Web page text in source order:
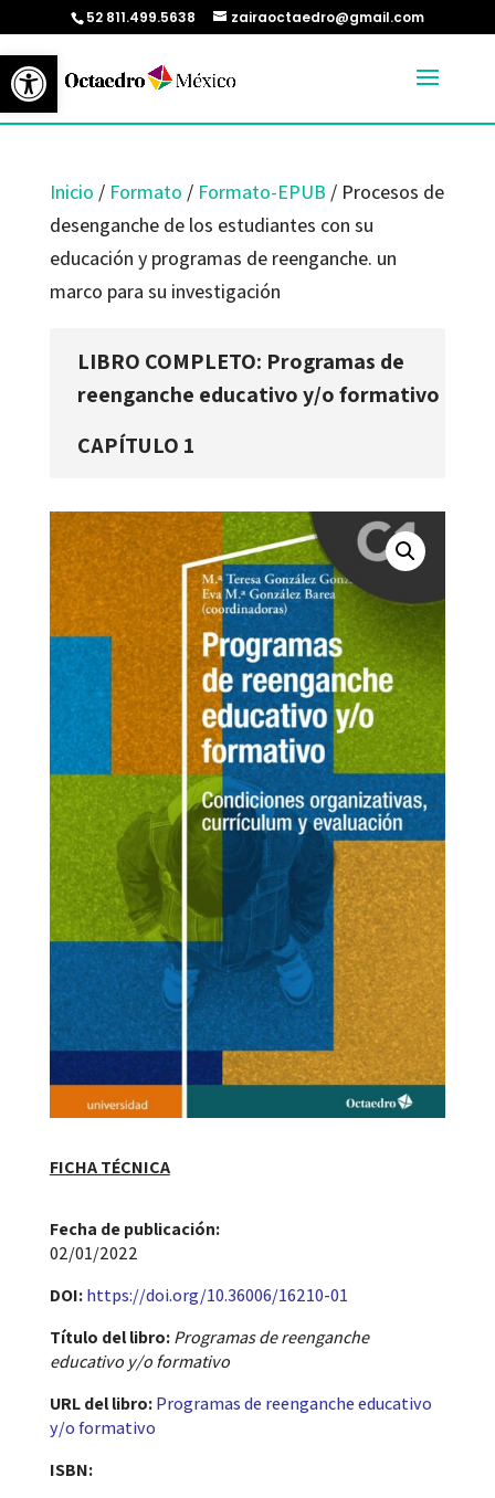
Abrir barra de herramientas
52 811.499.5638 zairaoctaedro@gmail.com
Inicio / Formato / Formato-EPUB / Procesos de
desenganche de los estudiantes con su
educación y programas de reenganche. un
marco para su investigación
LIBRO COMPLETO: Programas de
reenganche educativo y/o formativo
CAPÍTULO 1
FICHA TÉCNICA
Fecha de publicación​:
02/01/2022
DOI: https://doi.org/10.36006/16210-01
Título del libro: Programas de reenganche
educativo y/o formativo
URL del libro: Programas de reenganche educativo
y/o formativo
ISBN: